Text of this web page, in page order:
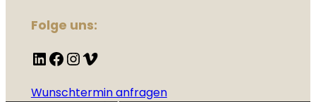
Folge uns:
LinkedIn Facebook InstagramVimeo
Wunschtermin anfragen